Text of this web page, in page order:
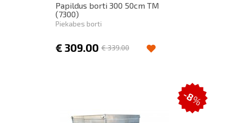
Papildus borti 300 50cm TM
(7300)
Piekabes borti
€ 309.00 €339.00
-8%